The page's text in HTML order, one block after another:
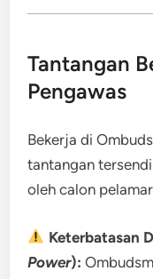
Tantangan
Pengawas
Bekerja di
tantangan
oleh calon
Keterbatasan
Power):